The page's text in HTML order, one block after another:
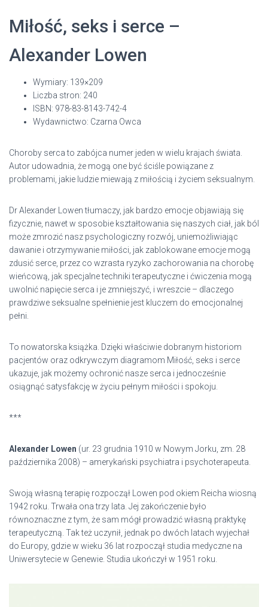
Miłość, seks i serce –
Alexander Lowen
Wymiary: 139×209
Liczba stron: 240
ISBN: 978-83-8143-742-4
Wydawnictwo: Czarna Owca
Choroby serca to zabójca numer jeden w wielu krajach świata.
Autor udowadnia, że mogą one być ściśle powiązane z
problemami, jakie ludzie miewają z miłością i życiem seksualnym.
Dr Alexander Lowen tłumaczy, jak bardzo emocje objawiają się
fizycznie, nawet w sposobie kształtowania się naszych ciał, jak ból
może zmrozić nasz psychologiczny rozwój, uniemożliwiając
dawanie i otrzymywanie miłości, jak zablokowane emocje mogą
zdusić serce, przez co wzrasta ryzyko zachorowania na chorobę
wieńcową, jak specjalne techniki terapeutyczne i ćwiczenia mogą
uwolnić napięcie serca i je zmniejszyć, i wreszcie – dlaczego
prawdziwe seksualne spełnienie jest kluczem do emocjonalnej
pełni.
To nowatorska książka. Dzięki właściwie dobranym historiom
pacjentów oraz odkrywczym diagramom Miłość, seks i serce
ukazuje, jak możemy ochronić nasze serca i jednocześnie
osiągnąć satysfakcję w życiu pełnym miłości i spokoju.
***
Alexander Lowen (ur. 23 grudnia 1910 w Nowym Jorku, zm. 28
października 2008) – amerykański psychiatra i psychoterapeuta.
Swoją własną terapię rozpoczął Lowen pod okiem Reicha wiosną
1942 roku. Trwała ona trzy lata. Jej zakończenie było
równoznaczne z tym, że sam mógł prowadzić własną praktykę
terapeutyczną. Tak też uczynił, jednak po dwóch latach wyjechał
do Europy, gdzie w wieku 36 lat rozpoczął studia medyczne na
Uniwersytecie w Genewie. Studia ukończył w 1951 roku.